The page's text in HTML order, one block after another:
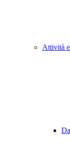
Attività